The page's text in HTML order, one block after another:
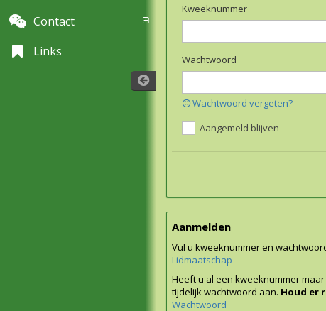
Contact
Links
Kweeknummer
Wachtwoord
Wachtwoord vergeten?
Aangemeld blijven
Aanmelden
Vul u kweeknummer en
Lidmaatschap
Heeft u al een kweeknummer
tijdelijk wachtwoord aan. Houd er
Wachtwoord